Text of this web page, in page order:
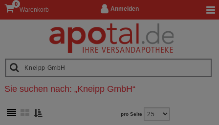
Anmelden
Warenkorb
0
Sie suchen nach: „Kneipp GmbH“
pro Seite